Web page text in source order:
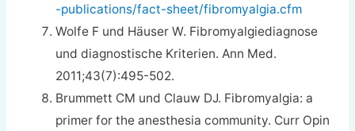
-publications/fact-sheet/fibromyalgia.cfm
Wolfe F und Häuser W. Fibromyalgiediagnose
und diagnostische Kriterien. Ann Med.
2011;43(7):495-502.
Brummett CM und Clauw DJ. Fibromyalgia: a
primer for the anesthesia community. Curr Opin